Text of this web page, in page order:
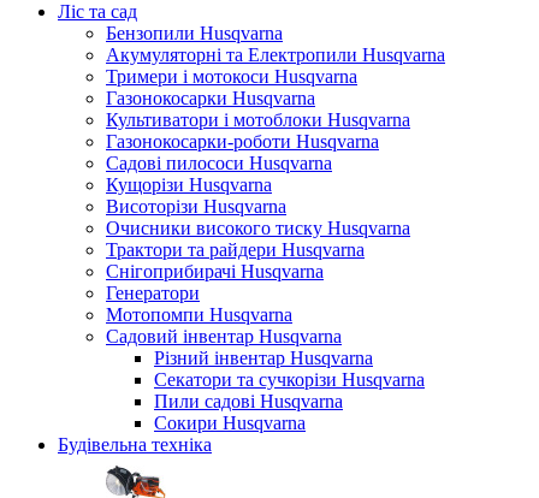
Ліс та сад
Бензопили Husqvarna
Акумуляторні та Електропили Husqvarna
Тримери і мотокоси Husqvarna
Газонокосарки Husqvarna
Культиватори і мотоблоки Husqvarna
Газонокосарки-роботи Husqvarna
Садові пилососи Husqvarna
Кущорізи Husqvarna
Висоторізи Husqvarna
Очисники високого тиску Husqvarna
Трактори та райдери Husqvarna
Снігоприбирачі Husqvarna
Генератори
Мотопомпи Husqvarna
Садовий інвентар Husqvarna
Різний інвентар Husqvarna
Секатори та сучкорізи Husqvarna
Пили садові Husqvarna
Сокири Husqvarna
Будівельна техніка